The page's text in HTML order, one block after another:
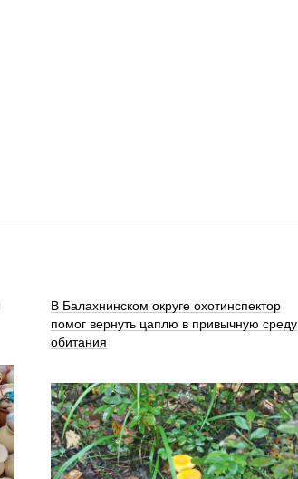
В Балахнинском округе охотинспектор
помог вернуть цаплю в привычную среду
обитания